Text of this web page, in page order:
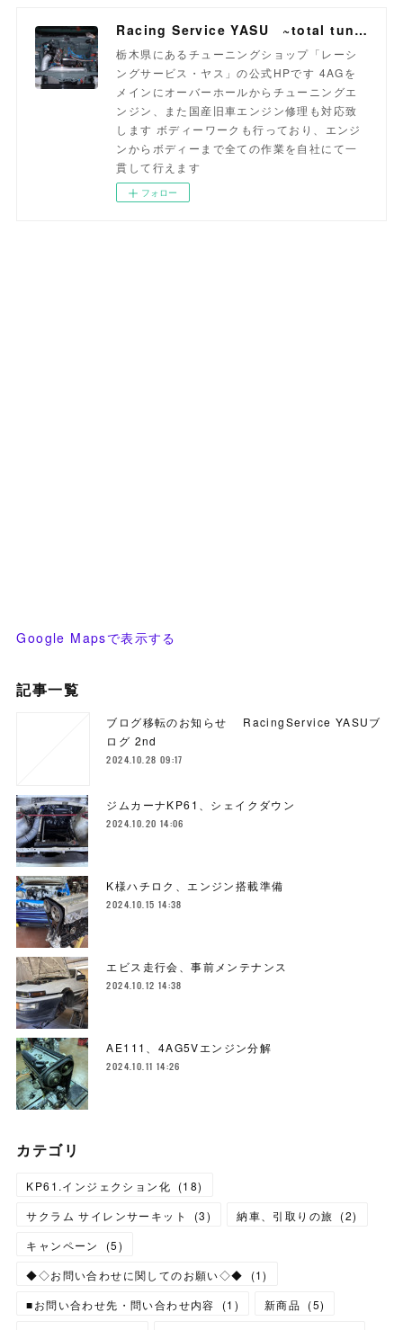
Racing Service YASU ~total tuning proshop~
栃木県にあるチューニングショップ「レーシ
ングサービス・ヤス」の公式HPです 4AGを
メインにオーバーホールからチューニングエ
ンジン、また国産旧車エンジン修理も対応致
します ボディーワークも行っており、エンジ
ンからボディーまで全ての作業を自社にて一
貫して行えます
フォロー
Google Mapsで表示する
記事一覧
ブログ移転のお知らせ RacingService YASUブ
ログ 2nd
2024.10.28 09:17
ジムカーナKP61、シェイクダウン
2024.10.20 14:06
K様ハチロク、エンジン搭載準備
2024.10.15 14:38
エビス走行会、事前メンテナンス
2024.10.12 14:38
AE111、4AG5Vエンジン分解
2024.10.11 14:26
カテゴリ
KP61.インジェクション化 (18)
サクラム サイレンサーキット
(3) 納車、引取りの旅 (2)
キャンペーン
(5)
◆◇お問い合わせに関してのお願い◇◆
(1)
■お問い合わせ先・問い合わせ内容
(1 ) 新商品 (5)